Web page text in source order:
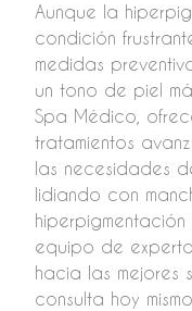
Aunque la
condición
medidas
un tono de piel
Spa Médico,
tratamientos
las necesidades
lidiando con
hiperpigmentación
equipo de
hacia las mejores
consulta hoy